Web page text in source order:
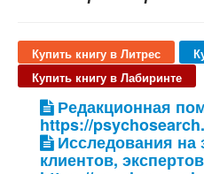
Купить книгу в Литрес
Купить книгу в Лабиринте
Редакционная
https://
Исследования на
клиентов,